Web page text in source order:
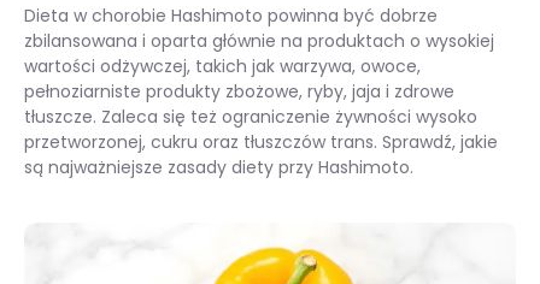
Dieta w chorobie Hashimoto powinna być dobrze
zbilansowana i oparta głównie na produktach o wysokiej
wartości odżywczej, takich jak warzywa, owoce,
pełnoziarniste produkty zbożowe, ryby, jaja i zdrowe
tłuszcze. Zaleca się też ograniczenie żywności wysoko
przetworzonej, cukru oraz tłuszczów trans. Sprawdź, jakie
są najważniejsze zasady diety przy Hashimoto.